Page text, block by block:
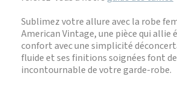
Sublimez votre allure avec la robe
American Vintage, une pièce qui allie
confort avec une simplicité
fluide et ses finitions soignées font
incontournable de votre garde-robe.